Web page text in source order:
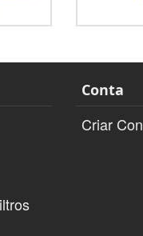
Conta
Criar